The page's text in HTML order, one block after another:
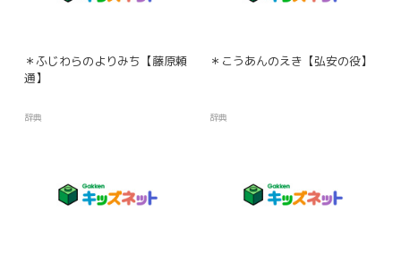
＊ふじわらのよりみち【藤原頼
通】
辞典
＊こうあんのえき【弘安の役】
辞典